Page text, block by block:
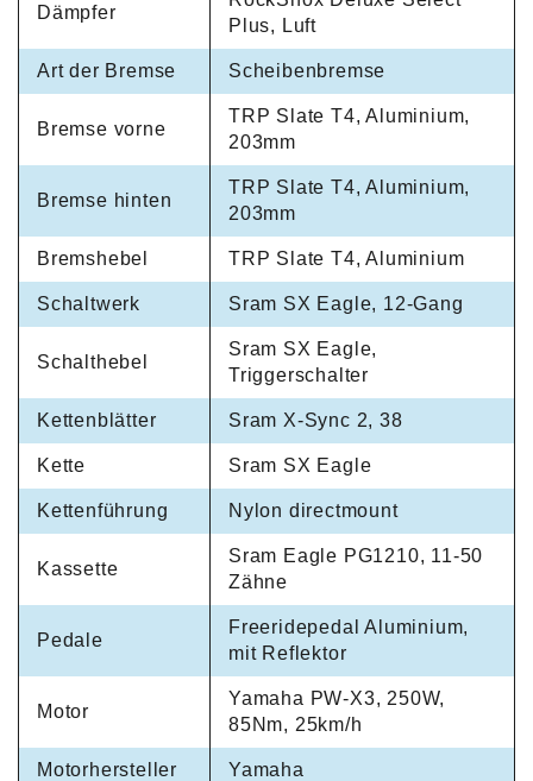
Dämpfer
Plus, Luft
Art der Bremse Scheibenbremse
Bremse vorne
TRP Slate T4, Aluminium,
203mm
Bremse hinten
TRP Slate T4, Aluminium,
203mm
Bremshebel TRP Slate T4, Aluminium
Schaltwerk Sram SX Eagle, 12-Gang
Schalthebel
Sram SX Eagle,
Triggerschalter
Kettenblätter Sram X-Sync 2, 38
Kette Sram SX Eagle
Kettenführung Nylon directmount
Kassette
Sram Eagle PG1210, 11-50
Zähne
Pedale
Freeridepedal Aluminium,
mit Reflektor
Motor
Yamaha PW-X3, 250W,
85Nm, 25km/h
Motorhersteller Yamaha